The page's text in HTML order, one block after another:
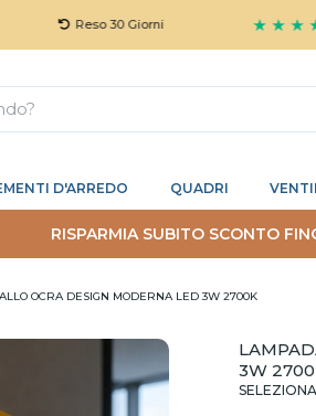
Reso 30 Giorni ★ ★ ★ ★ ★
D'ARREDO QUADRI
RISPARMIA SUBITO SCONTO
OCRA DESIGN MODERNA LED 3W 2700K
3W